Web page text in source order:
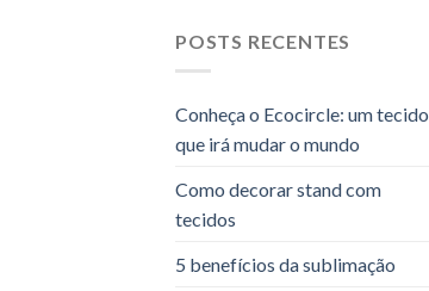
POSTS RECENTES
Conheça o Ecocircle: um tecido
que irá mudar o mundo
Como decorar stand com
tecidos
5 benefícios da sublimação